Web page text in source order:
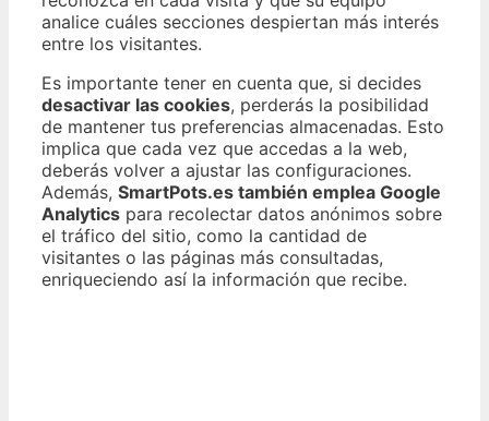
analice cuáles secciones despiertan más interés
entre los visitantes.
Es importante tener en cuenta que, si decides
desactivar las cookies, perderás la posibilidad
de mantener tus preferencias almacenadas. Esto
implica que cada vez que accedas a la web,
deberás volver a ajustar las configuraciones.
Además, SmartPots.es también emplea Google
Analytics para recolectar datos anónimos sobre
el tráfico del sitio, como la cantidad de
visitantes o las páginas más consultadas,
enriqueciendo así la información que recibe.